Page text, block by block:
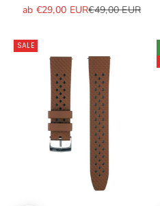
Angebot
ab €29,00 EURRegulärer Preis
€49,00 EUR
SALE